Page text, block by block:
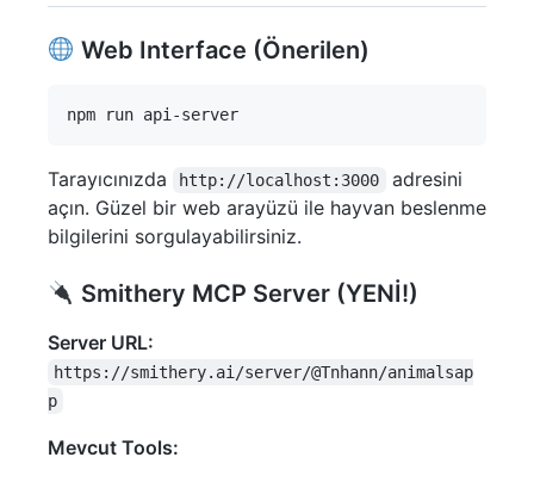
Web Interface (Önerilen)
Tarayıcınızda http://localhost:3000
adresini
açın. Güzel bir web arayüzü ile hayvan beslenme
bilgilerini sorgulayabilirsiniz.
Smithery MCP Server (YENİ!)
Server URL:
https://smithery.ai/server/@Tnhann/animalsap
p
Mevcut Tools: